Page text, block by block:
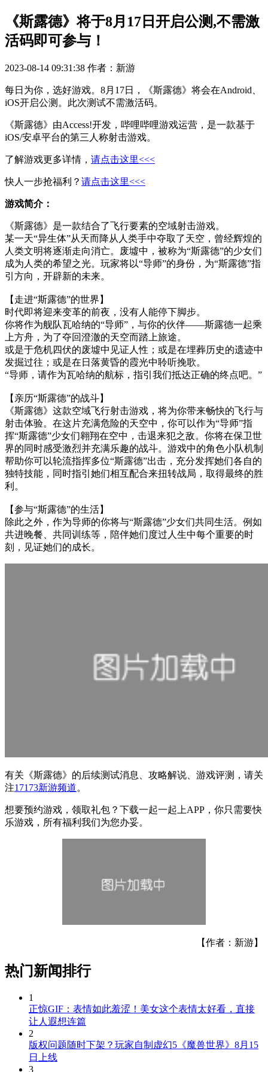
《斯露德》将于8月17日开启公测,不需激
活码即可参与！
2023-08-14 09:31:38 作者：新游
每日为你，选好游戏。8月17日，《斯露德》将会在Android、
iOS开启公测。此次测试不需激活码。
《斯露德》由Access!开发，哔哩哔哩游戏运营，是一款基于
iOS/安卓平台的第三人称射击游戏。
了解游戏更多详情， 请点击这里<<<
快人一步抢福利？ 请点击这里<<<
游戏简介：
《斯露德》是一款结合了飞行要素的空域射击游戏。
某一天“异生体”从天而降从人类手中夺取了天空，曾经辉煌的
人类文明将逐渐走向消亡。废墟中，被称为“斯露德”的少女们
成为人类的希望之光。玩家将以“导师”的身份，为“斯露德”指
引方向，开辟新的未来。
【走进“斯露德”的世界】
时代即将迎来变革的前夜，没有人能停下脚步。
你将作为舰队瓦哈纳的“导师”，与你的伙伴——斯露德一起乘
上方舟，为了夺回澄澈的天空而踏上旅途。
或是于危机四伏的废墟中见证人性；或是在埋葬历史的遗迹中
发掘过往；或是在日落黄昏的霞光中聆听挽歌。
“导师，请作为瓦哈纳的航标，指引我们抵达正确的终点吧。”
【亲历“斯露德”的战斗】
《斯露德》这款空域飞行射击游戏，将为你带来畅快的飞行与
射击体验。在这片充满危险的天空中，你可以作为“导师”指
挥“斯露德”少女们翱翔在空中，击退来犯之敌。你将在保卫世
界的同时感受激烈并充满乐趣的战斗。游戏中的角色小队机制
帮助你可以轮流指挥多位“斯露德”出击，充分发挥她们各自的
独特技能，同时指引她们相互配合来扭转战局，取得最终的胜
利。
【参与“斯露德”的生活】
除此之外，作为导师的你将与“斯露德”少女们共同生活。例如
共进晚餐、共同训练等，陪伴她们度过人生中每个重要的时
刻，见证她们的成长。
有关 《斯露德》 的后续测试消息、攻略解说、游戏评测，请关
注17173新游频道。
想要预约游戏，领取礼包？下载一起一起上APP，你只需要快
乐游戏，所有福利我们为您办妥。
【作者：新游】
热门新闻排行
1
正惊GIF：表情如此羞涩！美女这个表情太好看，直接
让人遐想连篇
2
版权问题随时下架？玩家自制虚幻5《魔兽世界》8月15
日上线
3